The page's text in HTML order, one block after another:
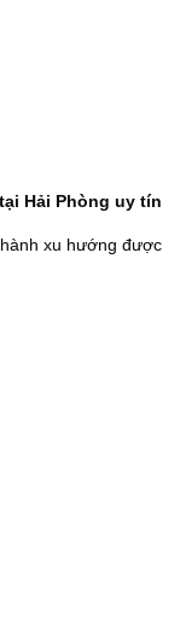
Hải Phòng uy tín
xu hướng được